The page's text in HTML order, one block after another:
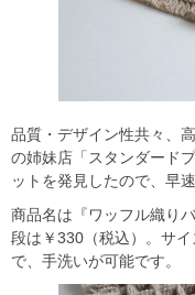
品質・デザイン性共々、
の姉妹店「スタンダード
ットを発見したので、早
商品名は『ワッフル織り
段は￥330（税込）。サ
で、手洗いが可能です。